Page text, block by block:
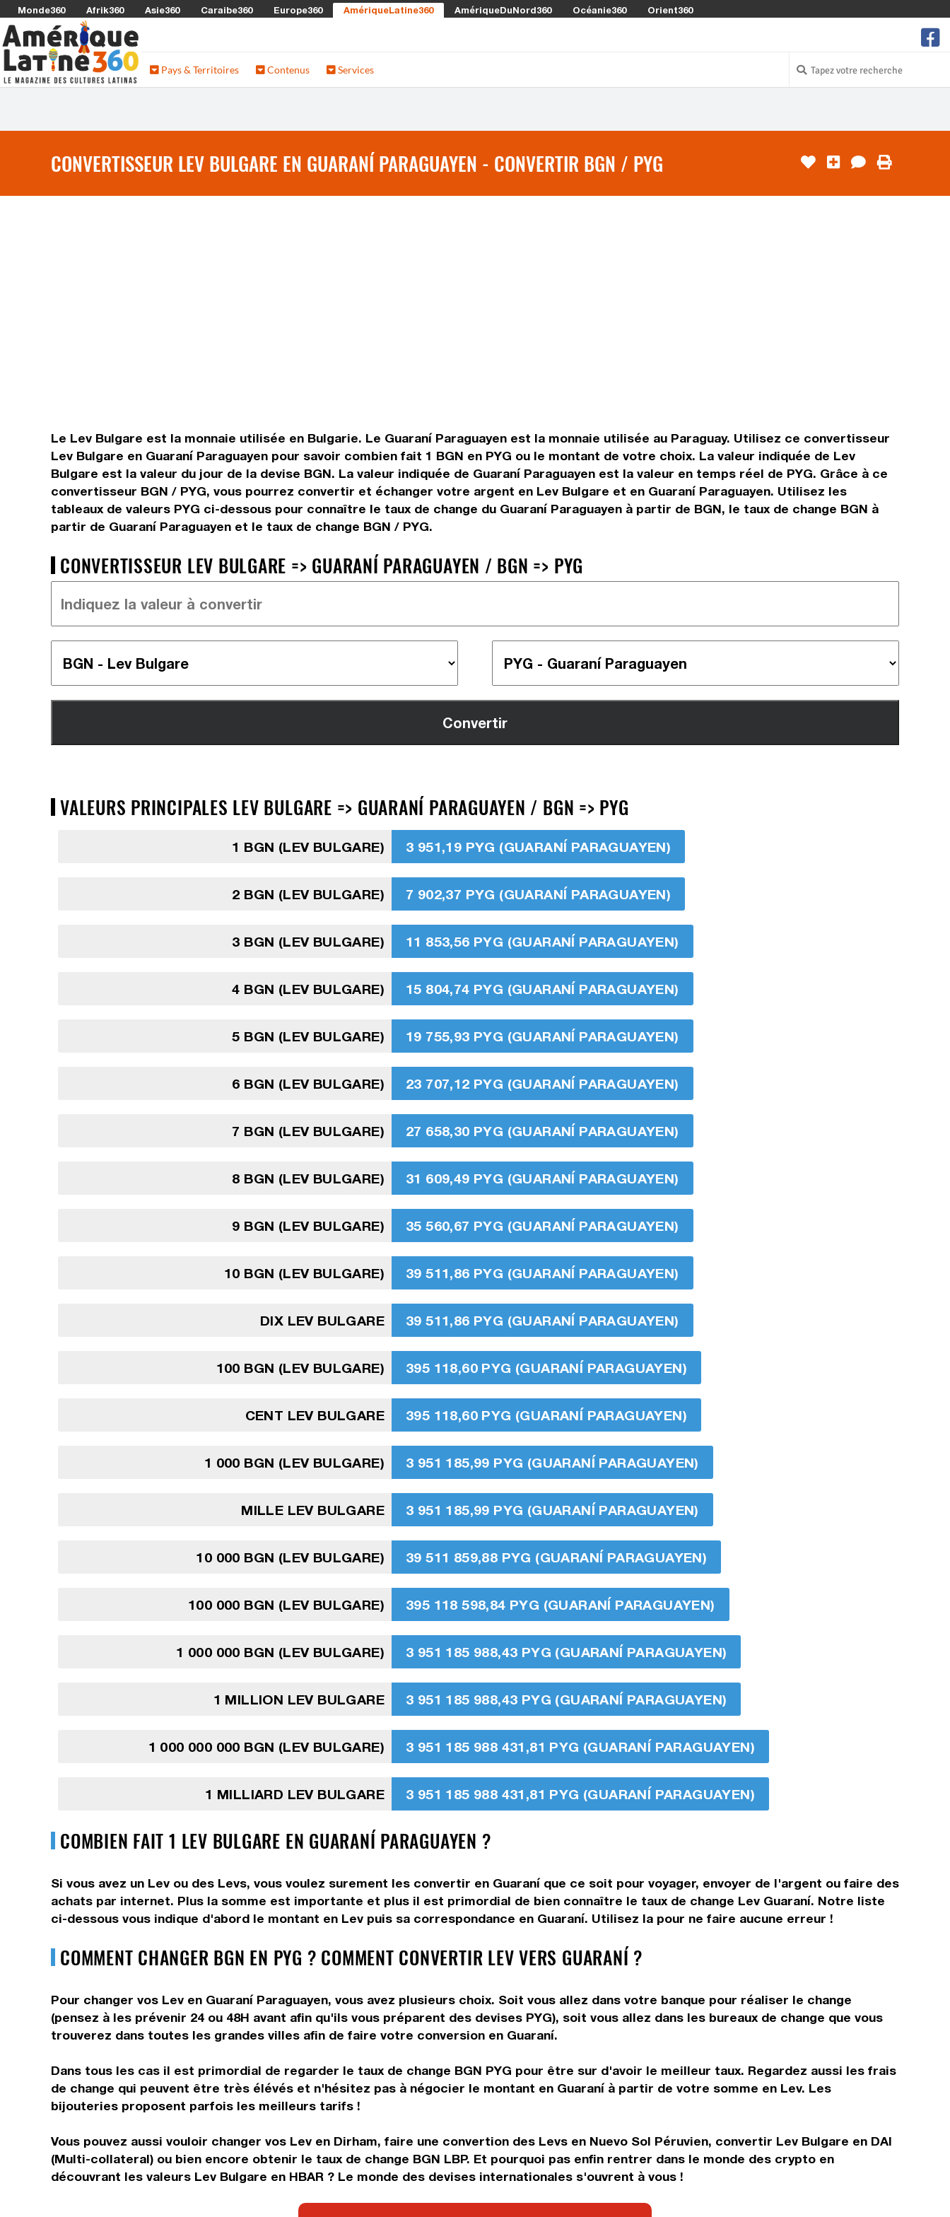
Monde360 Afrik360 Asie360 Caraibe360 Europe360 AmériqueLatine360 AmériqueDuNord360 Océanie360 Orient360
Pays & Territoires Contenus Services
CONVERTISSEUR LEV BULGARE EN GUARANÍ PARAGUAYEN - CONVERTIR BGN / PYG
Le Lev Bulgare est la monnaie utilisée en Bulgarie. Le Guaraní Paraguayen est la monnaie utilisée au Paraguay. Utilisez ce convertisseur
Lev Bulgare en Guaraní Paraguayen pour savoir combien fait 1 BGN en PYG ou le montant de votre choix. La valeur indiquée de Lev
Bulgare est la valeur du jour de la devise BGN. La valeur indiquée de Guaraní Paraguayen est la valeur en temps réel de PYG. Grâce à ce
convertisseur BGN / PYG, vous pourrez convertir et échanger votre argent en Lev Bulgare et en Guaraní Paraguayen. Utilisez les
tableaux de valeurs PYG ci-dessous pour connaître le taux de change du Guaraní Paraguayen à partir de BGN, le taux de change BGN à
partir de Guaraní Paraguayen et le taux de change BGN / PYG.
CONVERTISSEUR LEV BULGARE => GUARANÍ PARAGUAYEN / BGN => PYG
VALEURS PRINCIPALES LEV BULGARE => GUARANÍ PARAGUAYEN / BGN => PYG
1 BGN (LEV BULGARE) 3 951,19 PYG (GUARANÍ PARAGUAYEN)
2 BGN (LEV BULGARE) 7 902,37 PYG (GUARANÍ PARAGUAYEN)
3 BGN (LEV BULGARE) 11 853,56 PYG (GUARANÍ PARAGUAYEN)
4 BGN (LEV BULGARE) 15 804,74 PYG (GUARANÍ PARAGUAYEN)
5 BGN (LEV BULGARE) 19 755,93 PYG (GUARANÍ PARAGUAYEN)
6 BGN (LEV BULGARE) 23 707,12 PYG (GUARANÍ PARAGUAYEN)
7 BGN (LEV BULGARE) 27 658,30 PYG (GUARANÍ PARAGUAYEN)
8 BGN (LEV BULGARE) 31 609,49 PYG (GUARANÍ PARAGUAYEN)
9 BGN (LEV BULGARE) 35 560,67 PYG (GUARANÍ PARAGUAYEN)
10 BGN (LEV BULGARE) 39 511,86 PYG (GUARANÍ PARAGUAYEN)
DIX LEV BULGARE 39 511,86 PYG (GUARANÍ PARAGUAYEN)
100 BGN (LEV BULGARE) 395 118,60 PYG (GUARANÍ PARAGUAYEN)
CENT LEV BULGARE 395 118,60 PYG (GUARANÍ PARAGUAYEN)
1 000 BGN (LEV BULGARE) 3 951 185,99 PYG (GUARANÍ PARAGUAYEN)
MILLE LEV BULGARE 3 951 185,99 PYG (GUARANÍ PARAGUAYEN)
10 000 BGN (LEV BULGARE) 39 511 859,88 PYG (GUARANÍ PARAGUAYEN)
100 000 BGN (LEV BULGARE) 395 118 598,84 PYG (GUARANÍ PARAGUAYEN)
1 000 000 BGN (LEV BULGARE) 3 951 185 988,43 PYG (GUARANÍ PARAGUAYEN)
1 MILLION LEV BULGARE 3 951 185 988,43 PYG (GUARANÍ PARAGUAYEN)
1 000 000 000 BGN (LEV BULGARE) 3 951 185 988 431,81 PYG (GUARANÍ PARAGUAYEN)
1 MILLIARD LEV BULGARE 3 951 185 988 431,81 PYG (GUARANÍ PARAGUAYEN)
COMBIEN FAIT 1 LEV BULGARE EN GUARANÍ PARAGUAYEN ?
Si vous avez un Lev ou des Levs, vous voulez surement les convertir en Guaraní que ce soit pour voyager, envoyer de l'argent ou faire des
achats par internet. Plus la somme est importante et plus il est primordial de bien connaître le taux de change Lev Guaraní. Notre liste
ci-dessous vous indique d'abord le montant en Lev puis sa correspondance en Guaraní. Utilisez la pour ne faire aucune erreur !
COMMENT CHANGER BGN EN PYG ? COMMENT CONVERTIR LEV VERS GUARANÍ ?
Pour changer vos Lev en Guaraní Paraguayen, vous avez plusieurs choix. Soit vous allez dans votre banque pour réaliser le change
(pensez à les prévenir 24 ou 48H avant afin qu'ils vous préparent des devises PYG), soit vous allez dans les bureaux de change que vous
trouverez dans toutes les grandes villes afin de faire votre conversion en Guaraní.
Dans tous les cas il est primordial de regarder le taux de change BGN PYG pour être sur d'avoir le meilleur taux. Regardez aussi les frais
de change qui peuvent être très élévés et n'hésitez pas à négocier le montant en Guaraní à partir de votre somme en Lev. Les
bijouteries proposent parfois les meilleurs tarifs !
Vous pouvez aussi vouloir changer vos Lev en Dirham, faire une convertion des Levs en Nuevo Sol Péruvien, convertir Lev Bulgare en DAI
(Multi-collateral) ou bien encore obtenir le taux de change BGN LBP. Et pourquoi pas enfin rentrer dans le monde des crypto en
découvrant les valeurs Lev Bulgare en HBAR ? Le monde des devises internationales s'ouvrent à vous !